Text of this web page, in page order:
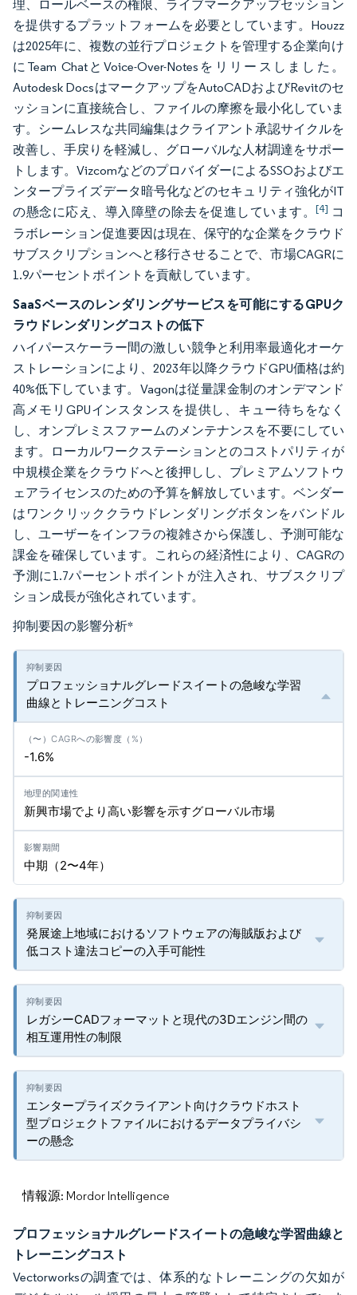
理、ロールベースの権限、ライブマークアップセッション
を提供するプラットフォームを必要としています。Houzz
は2025年に、複数の並行プロジェクトを管理する企業向け
にTeam ChatとVoice-Over-Notesをリリースしました。
Autodesk DocsはマークアップをAutoCADおよびRevitのセ
ッションに直接統合し、ファイルの摩擦を最小化していま
す。シームレスな共同編集はクライアント承認サイクルを
改善し、手戻りを軽減し、グローバルな人材調達をサポー
トします。VizcomなどのプロバイダーによるSSOおよびエ
ンタープライズデータ暗号化などのセキュリティ強化がIT
の懸念に応え、導入障壁の除去を促進しています。[4] コ
ラボレーション促進要因は現在、保守的な企業をクラウド
サブスクリプションへと移行させることで、市場CAGRに
1.9パーセントポイントを貢献しています。
SaaSベースのレンダリングサービスを可能にするGPUク
ラウドレンダリングコストの低下
ハイパースケーラー間の激しい競争と利用率最適化オーケ
ストレーションにより、2023年以降クラウドGPU価格は約
40%低下しています。Vagonは従量課金制のオンデマンド
高メモリGPUインスタンスを提供し、キュー待ちをなく
し、オンプレミスファームのメンテナンスを不要にしてい
ます。ローカルワークステーションとのコストパリティが
中規模企業をクラウドへと後押しし、プレミアムソフトウ
ェアライセンスのための予算を解放しています。ベンダー
はワンクリッククラウドレンダリングボタンをバンドル
し、ユーザーをインフラの複雑さから保護し、予測可能な
課金を確保しています。これらの経済性により、CAGRの
予測に1.7パーセントポイントが注入され、サブスクリプ
ション成長が強化されています。
抑制要因の影響分析*
プロフェッショナルグレードスイートの急峻な学習
曲線とトレーニングコスト
-1.6%
新興市場でより高い影響を示すグローバル市場
中期（2〜4年）
発展途上地域におけるソフトウェアの海賊版および
低コスト違法コピーの入手可能性
レガシーCADフォーマットと現代の3Dエンジン間の
相互運用性の制限
エンタープライズクライアント向けクラウドホスト
型プロジェクトファイルにおけるデータプライバシ
ーの懸念
情報源: Mordor Intelligence
プロフェッショナルグレードスイートの急峻な学習曲線と
トレーニングコスト
Vectorworksの調査では、体系的なトレーニングの欠如が